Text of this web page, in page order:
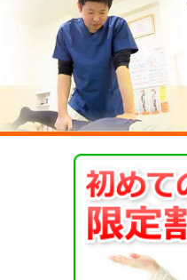
車でお越しの場合の当院